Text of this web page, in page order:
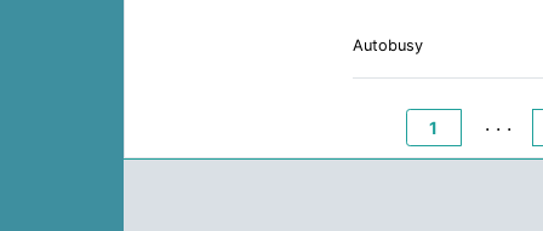
Autobusy
1 . . .